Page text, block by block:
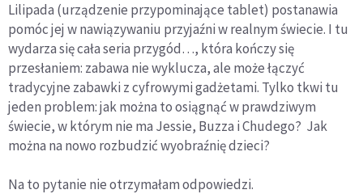
Lilipada (urządzenie przypominające tablet) postanawia
pomóc jej w nawiązywaniu przyjaźni w realnym świecie. I tu
wydarza się cała seria przygód…, która kończy się
przesłaniem: zabawa nie wyklucza, ale może łączyć
tradycyjne zabawki z cyfrowymi gadżetami. Tylko tkwi tu
jeden problem: jak można to osiągnąć w prawdziwym
świecie, w którym nie ma Jessie, Buzza i Chudego? Jak
można na nowo rozbudzić wyobraźnię dzieci?
Na to pytanie nie otrzymałam odpowiedzi.